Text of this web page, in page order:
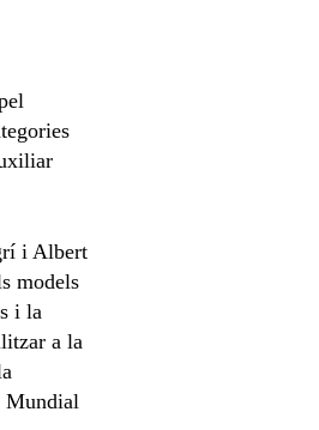
i Albert
models
i la
a la
Mundial